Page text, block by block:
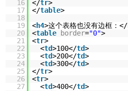
16
</tr>
17
</table>
18
19
<h4>这个表格也没有边框：</
20
<table border="0">
21
<tr>
22
<td>100</td>
23
<td>200</td>
24
<td>300</td>
25
</tr>
26
<tr>
27
<td>400</td>